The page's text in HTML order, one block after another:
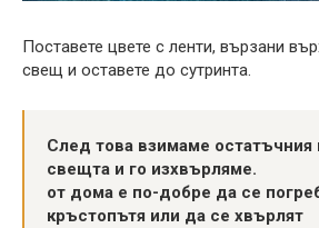
Поставете цвете с ленти, вързани
свещ и оставете до сутринта.
След това взимаме остатъчния
свещта и го изхвърляме.
от дома е по-добре да се
кръстопътя или да се хвърлят